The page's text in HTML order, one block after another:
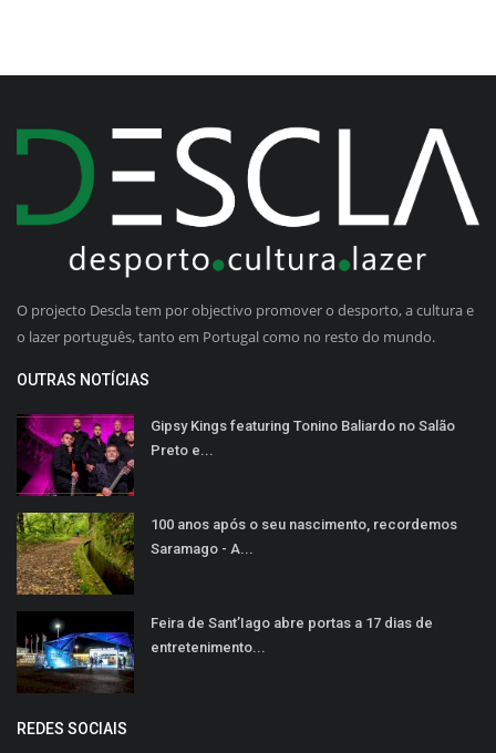
O projecto Descla tem por objectivo promover o desporto, a cultura e
o lazer português, tanto em Portugal como no resto do mundo.
OUTRAS NOTÍCIAS
Gipsy Kings featuring Tonino Baliardo no Salão
Preto e...
100 anos após o seu nascimento, recordemos
Saramago - A...
Feira de Sant’Iago abre portas a 17 dias de
entretenimento...
REDES SOCIAIS